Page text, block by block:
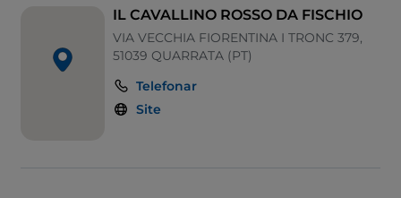
IL CAVALLINO ROSSO DA FISCHIO
VIA VECCHIA FIORENTINA I TRONC 379,
51039 QUARRATA (PT)
Telefonar
Site